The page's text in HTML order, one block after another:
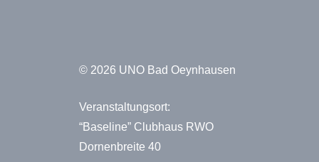
© 2026 UNO Bad Oeynhausen
Veranstaltungsort:
“Baseline” Clubhaus RWO
Dornenbreite 40